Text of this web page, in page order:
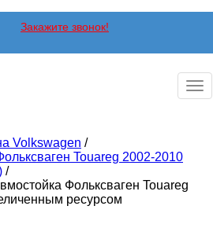
Закажите звонок!
Volkswagen /
Touareg 2002-2010
/
Фольксваген Touareg
ресурсом